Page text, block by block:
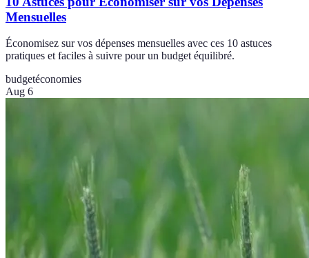
Mensuelles
Économisez sur vos dépenses mensuelles avec ces 10 astuces
pratiques et faciles à suivre pour un budget équilibré.
budgetéconomies
Aug 6